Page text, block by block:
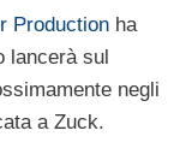
Production ha
lancerà sul
negli
a Zuck.